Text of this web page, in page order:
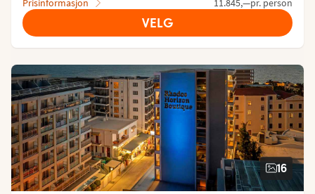
Prisinformasjon
11.845,—pr. person
VELG
16